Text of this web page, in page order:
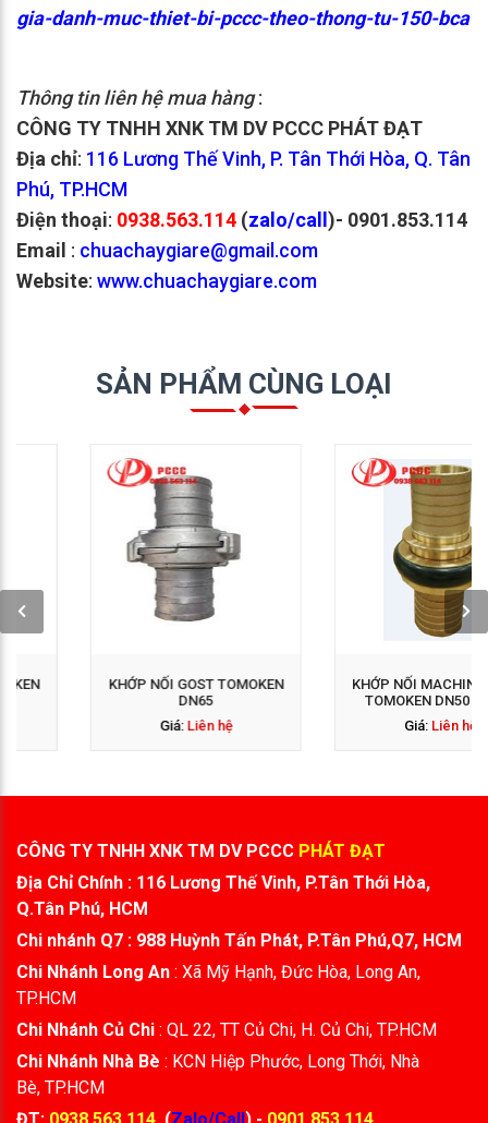
gia-danh-muc-thiet-bi-pccc-theo-thong-tu-150-bca
Thông tin liên hệ mua hàng:
CÔNG TY TNHH XNK TM DV PCCC PHÁT ĐẠT
Địa chỉ: 116 Lương Thế Vinh, P. Tân Thới Hòa, Q. Tân
Phú, TP.HCM
Điện thoại: 0938.563.114 (zalo/call )- 0901.853.114
Email : chuachaygiare@gmail.com
Website: www.chuachaygiare.com
SẢN PHẨM CÙNG LOẠI
KHỚP NỐI GOST TOMOKEN
Liên hệ
GỌI NGAY: 0938 563
KHỚP NỐI MACHINO ĐỒNG
TOMOKEN DN50 - DN65
Liên hệ
GỌI NGAY: 0938 563
CÔNG TY TNHH XNK TM DV PCCC PHÁT ĐẠT
Địa Chỉ Chính : 116 Lương Thế Vinh, P.Tân Thới Hòa,
Q.Tân Phú, HCM
Chi nhánh Q7 : 988 Huỳnh Tấn Phát, P.Tân Phú,Q7, HCM
Chi Nhánh Long An : Xã Mỹ Hạnh, Đức Hòa, Long An,
TP.HCM
Chi Nhánh Củ Chi : QL 22, TT Củ Chi, H. Củ Chi, TP.HCM
Chi Nhánh Nhà Bè : KCN Hiệp Phước, Long Thới, Nhà
Bè, TP.HCM